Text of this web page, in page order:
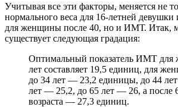
Учитывая все эти факторы, меняется не
нормального веса для 16-летней
для женщины после 40, но и ИМТ. Итак,
существует следующая градация:
Оптимальный показатель ИМТ для
лет составляет 19,5 единиц, для
до 34 лет — 23,2 единицы, до 44
лет — 25,2, до 65 лет — 26, а после
возраста — 27,3 единиц.